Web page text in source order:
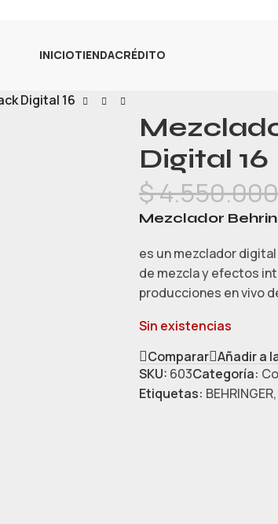
INICIOTIENDACRÉDITO
Digital 16
Digital 16
$4.550.000
Mezclador
es un mezclador
de mezcla y efectos
producciones en vivo
Sin existencias
Comparar Añadir a
SKU: 603Categoría:
Etiquetas: BEHRINGER,